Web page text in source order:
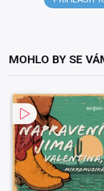
MOHLO BY SE